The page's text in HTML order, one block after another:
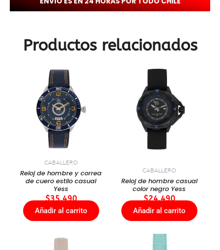
Productos relacionados
CABALLERO
Reloj de hombre y correa
de cuero estilo casual
Yess
$35.490
Añadir al carrito
CABALLERO
Reloj de hombre casual
color negro Yess
$24.490
Añadir al carrito